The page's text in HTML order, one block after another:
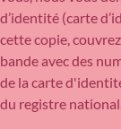
d’identité (carte
cette copie,
bande avec des
de la carte
du registre